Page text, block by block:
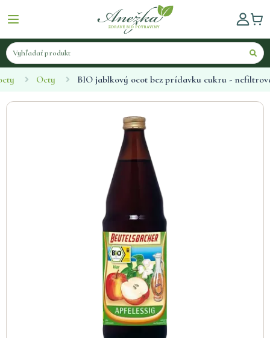
Octy BIO jablkový ocot bez prídavku cukru -